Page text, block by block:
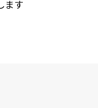
ます